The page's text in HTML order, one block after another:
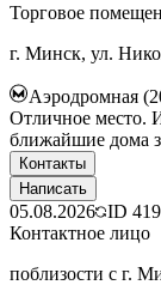
Торговое
г. Минск, ул.
Аэродромная
Отличное место.
ближайшие дома
Контакты
Написать
05.08.2026 ID
Контактное лицо
поблизости с г.